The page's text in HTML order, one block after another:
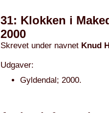
31: Klokken i
2000
Skrevet under navnet Knud
Udgaver:
Gyldendal; 2000.